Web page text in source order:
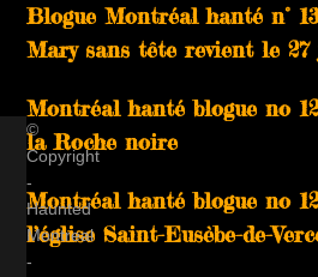
Blogue Montréal hanté n°
Mary sans tête revient le
Montréal hanté blogue no
la Roche noire
Montréal hanté blogue no
l’église Saint-Eusèbe-de-
©
Copyright
-
Haunted
Montreal
-